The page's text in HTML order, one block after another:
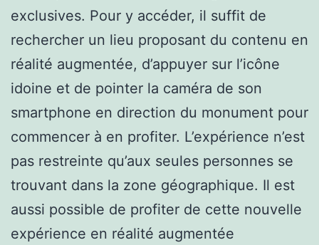
exclusives. Pour y accéder, il suffit de
rechercher un lieu proposant du contenu en
réalité augmentée, d’appuyer sur l’icône
idoine et de pointer la caméra de son
smartphone en direction du monument pour
commencer à en profiter. L’expérience n’est
pas restreinte qu’aux seules personnes se
trouvant dans la zone géographique. Il est
aussi possible de profiter de cette nouvelle
expérience en réalité augmentée